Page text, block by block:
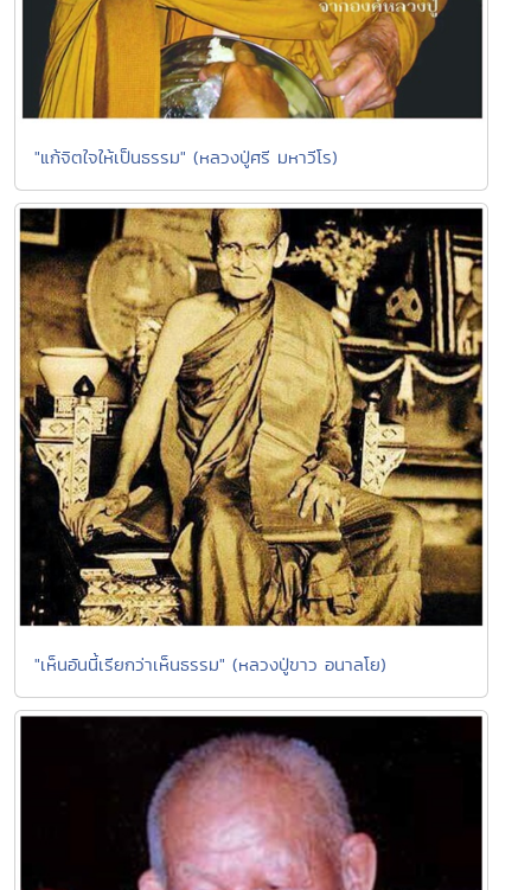
"แก้จิตใจให้เป็นธรรม" (หลวงปู่ศรี มหาวีโร)
"เห็นอันนี้เรียกว่าเห็นธรรม" (หลวงปู่ขาว อนาลโย)